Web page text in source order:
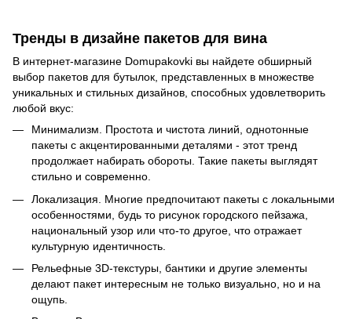
Тренды в дизайне пакетов для вина
В интернет-магазине Domupakovki вы найдете обширный
выбор пакетов для бутылок, представленных в множестве
уникальных и стильных дизайнов, способных удовлетворить
любой вкус:
Минимализм. Простота и чистота линий, однотонные
пакеты с акцентированными деталями - этот тренд
продолжает набирать обороты. Такие пакеты выглядят
стильно и современно.
Локализация. Многие предпочитают пакеты с локальными
особенностями, будь то рисунок городского пейзажа,
национальный узор или что-то другое, что отражает
культурную идентичность.
Рельефные 3D-текстуры, бантики и другие элементы
делают пакет интересным не только визуально, но и на
ощупь.